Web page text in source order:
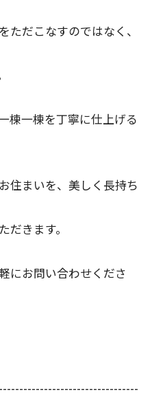
ただこなすのではなく、
棟一棟を丁寧に仕上げる
住まいを、美しく長持ち
きます。
にお問い合わせくださ